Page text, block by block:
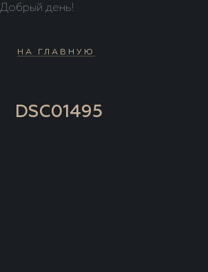
Добрый день!
НА ГЛАВНУЮ
DSC01495